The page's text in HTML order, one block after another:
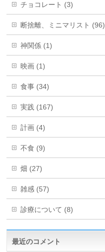
チョコレート (3)
断捨離、ミニマリスト (96)
神関係 (1)
映画 (1)
食事 (34)
実践 (167)
計画 (4)
不食 (9)
畑 (27)
雑感 (57)
診療について (8)
最近のコメント